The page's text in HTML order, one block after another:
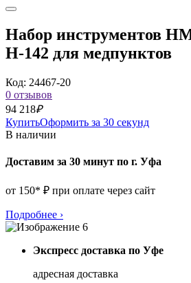
Набор инструментов
Н-142 для медпунктов
Код: 24467-20
0 отзывов
94 218₽
КупитьОформить за 30 секунд
В наличии
Доставим за 30 минут по г. Уфа
от 150* ₽ при оплате через сайт
Подробнее ›
Экспресс доставка по Уфе
адресная доставка